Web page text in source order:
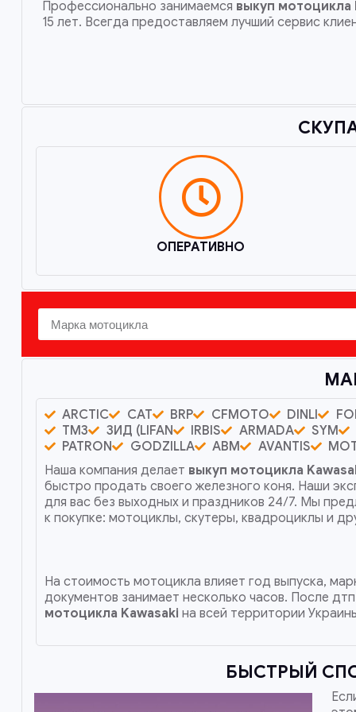
Профессионально занимаемся выкуп мотоцикла
15 лет. Всегда предоставляем лучший сервис
ОПЕРАТИВНО
ARCTIC CAT BRP CFMOTO DINLI
ТМЗ
ЗИД (LIFAN IRBIS ARMADA
SYM
PATRON
GODZILLA ABM AVANTIS
Наша компания делает выкуп мотоцикла
быстро продать своего железного коня. Наши
для вас без выходных и праздников 24/7. Мы
к покупке: мотоциклы, скутеры, квадроциклы и
На стоимость мотоцикла влияет год выпуска,
документов занимает несколько часов. После
мотоцикла Kawasaki на всей территории
БЫСТРЫЙ